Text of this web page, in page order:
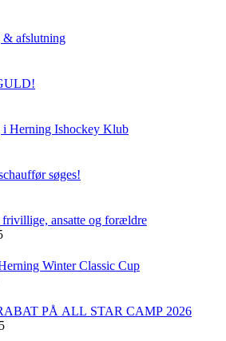
& afslutning
i Herning Ishockey Klub
søges!
ansatte og forældre
Winter Classic Cup
PÅ ALL STAR CAMP 2026